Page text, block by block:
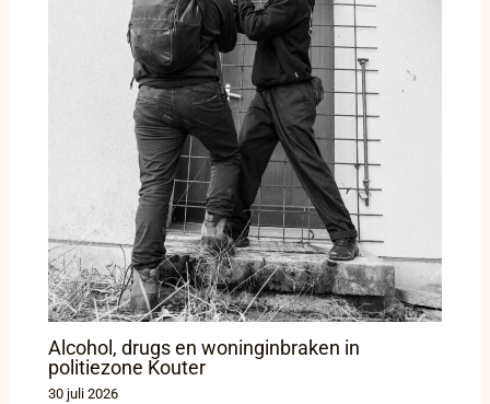
Alcohol, drugs en woninginbraken in
politiezone Kouter
30 juli 2026